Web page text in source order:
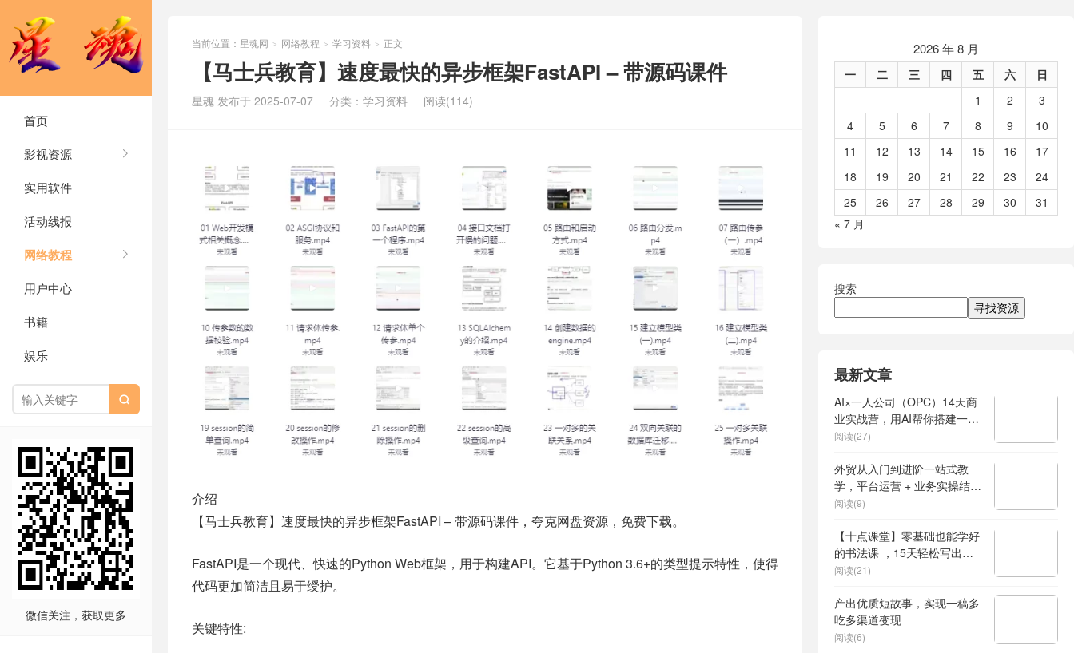
首页
影视资源
实用软件
活动线报
网络教程
用户中心
书籍
娱乐

微信关注，获取更多
当前位置： 星魂网 > 网络教程 > 学习资料 > 正文
【马士兵教育】速度最快的异步框架FastAPI – 带源码课件
星魂 发布于 2025-07-07 分类： 学习资料 阅读(114)
介绍
【马士兵教育】速度最快的异步框架FastAPI – 带源码课件，夸克网盘资源，免费下载。
FastAPI是一个现代、快速的Python Web框架，用于构建API。它基于Python 3.6+的类型提示特性，使得
代码更加简洁且易于绶护。
关键特性:
2026 年 8 月
一 二 三 四 五 六
日
1
2
3
4
5 6 7 8 9
10
11
12 13 14 15 16
17
18
19 20 21 22 23
24
25
26 27 28 29 30
31
« 7 月
搜索
寻找资源
最新文章
AI×一人公司（OPC）14天商
业实战营，用AI帮你搭建一个
属于你自己的、能独立賺钱的
阅读(27)
外贸从入门到进阶一站式教
学，平台运营 + 业务实操结
合，实现业绩稳步增长
阅读(9)
【十点课堂】零基础也能学好
的书法课 ，15天轻松写出漂
亮人生
阅读(21)
产出优质短故事，实现一稿多
吃多渠道变现
阅读(6)